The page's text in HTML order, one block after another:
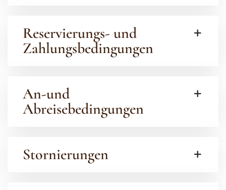
Reservierungs- und
Zahlungsbedingungen
An-und
Abreisebedingungen
Stornierungen